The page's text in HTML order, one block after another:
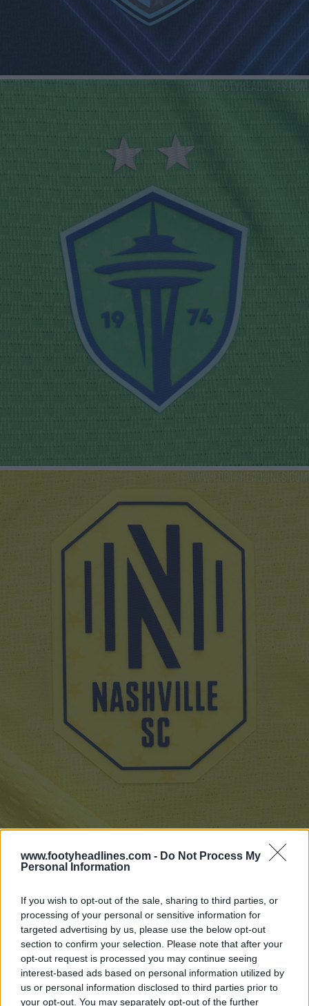
www.footyheadlines.com - Do Not Process My
Personal Information
If you wish to opt-out of the sale, sharing to third parties, or
processing of your personal or sensitive information for
targeted advertising by us, please use the below opt-out
section to confirm your selection. Please note that after your
opt-out request is processed you may continue seeing
interest-based ads based on personal information utilized by
us or personal information disclosed to third parties prior to
your opt-out. You may separately opt-out of the further